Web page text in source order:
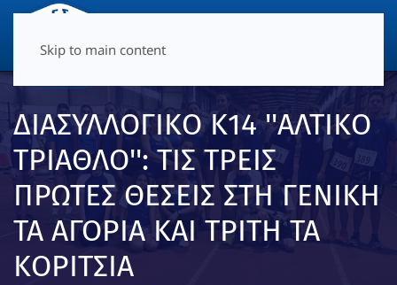
Skip to main content
ΔΙΑΣΥΛΛΟΓΙΚΟ Κ14 ''ΑΛΤΙΚΟ
ΤΡΙΑΘΛΟ'': ΤΙΣ ΤΡΕΙΣ
ΠΡΩΤΕΣ ΘΕΣΕΙΣ ΣΤΗ ΓΕΝΙΚΗ
ΤΑ ΑΓΟΡΙΑ ΚΑΙ ΤΡΙΤΗ ΤΑ
ΚΟΡΙΤΣΙΑ